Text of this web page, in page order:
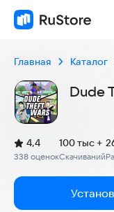
Главная Каталог
Dude
Рейтинг:
4,4
(
338 оценок
)
Скачиваний
100 тыс +